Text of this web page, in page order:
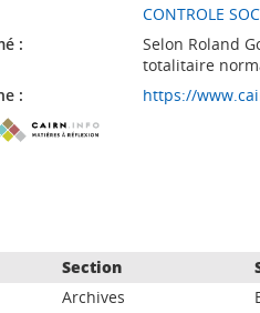
CONTROLE
:
Selon Roland
totalitaire
:
https://
Section
Archives